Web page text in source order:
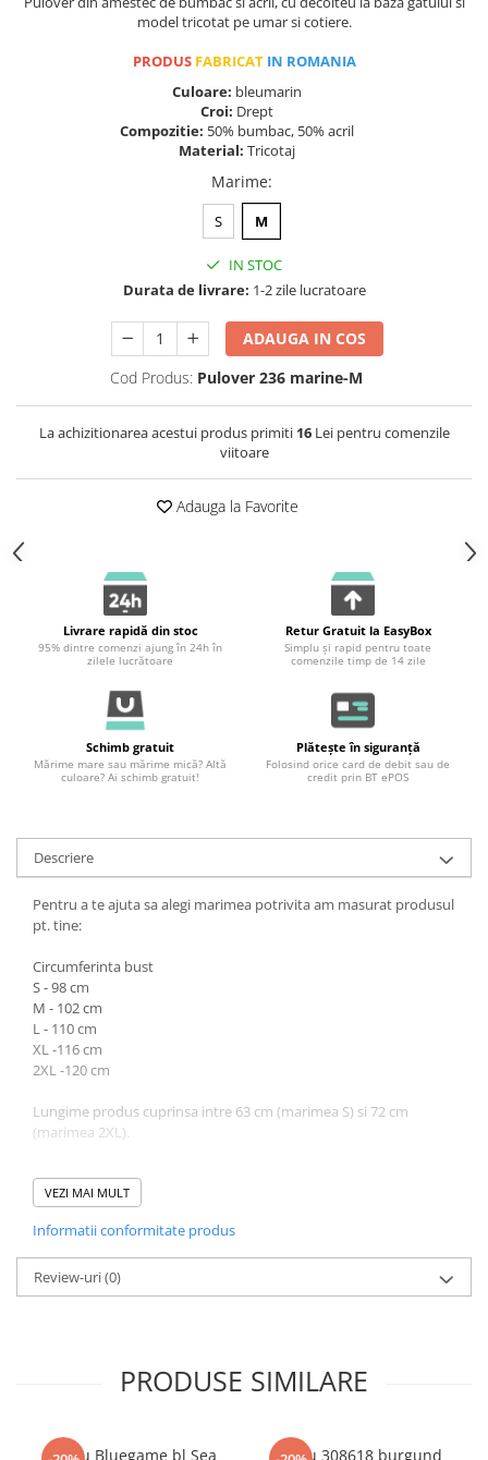
model tricotat pe umar si cotiere.
PRODUSFABRICAT IN ROMANIA
Culoare: bleumarin
Croi: Drept
Compozitie: 50% bumbac, 50% acril
Material: Tricotaj
Marime:
S M
IN STOC
Durata de livrare: 1-2 zile lucratoare
ADAUGA IN COS
Cod Produs: Pulover 236 marine-M
La achizitionarea acestui produs primiti 16Lei pentru comenzile
viitoare
Adauga la Favorite
Livrare rapidă din stoc
95% dintre comenzi ajung în 24h în
zilele lucrătoare
Retur Gratuit la EasyBox
Simplu și rapid pentru toate
comenzile timp de 14 zile
Schimb gratuit
Mărime mare sau mărime mică? Altă
culoare? Ai schimb gratuit!
Plătește în siguranță
Folosind orice card de debit sau de
credit prin BT ePOS
Descriere
Pentru a te ajuta sa alegi marimea potrivita am masurat produsul
pt. tine:
Circumferinta bust
S - 98 cm
M - 102 cm
L - 110 cm
XL -116 cm
2XL -120 cm
Lungime produs cuprinsa intre 63 cm (marimea S) si 72 cm
(marimea 2XL).
Atentie! Nuanta produsului poate diferi usor, in functie de
dispozitivul de pe care este vizualizat.
VEZI MAI MULT
Informatii conformitate produs
Review-uri(0)
PRODUSE SIMILARE
Tricou Bluegame bl Sea
Sacou 308618 burgund